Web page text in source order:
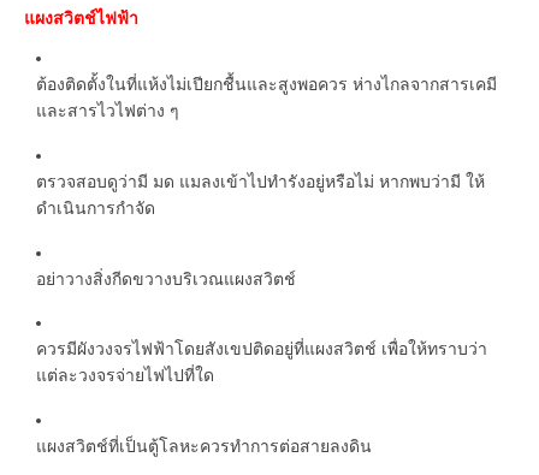
แผงสวิตช์ไฟฟ้า
ต้องติดตั้งในที่แห้งไม่เปียกชื้นและสูงพอควร ห่างไกลจากสารเคมี
และสารไวไฟต่าง ๆ
ตรวจสอบดูว่ามี มด แมลงเข้าไปทำรังอยู่หรือไม่ หากพบว่ามี ให้
ดำเนินการกำจัด
อย่าวางสิ่งกีดขวางบริเวณแผงสวิตช์
ควรมีผังวงจรไฟฟ้าโดยสังเขปติดอยู่ที่แผงสวิตช์ เพื่อให้ทราบว่า
แต่ละวงจรจ่ายไฟไปที่ใด
แผงสวิตช์ที่เป็นตู้โลหะควรทำการต่อสายลงดิน